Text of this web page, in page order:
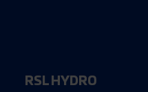
RSL HYDRO